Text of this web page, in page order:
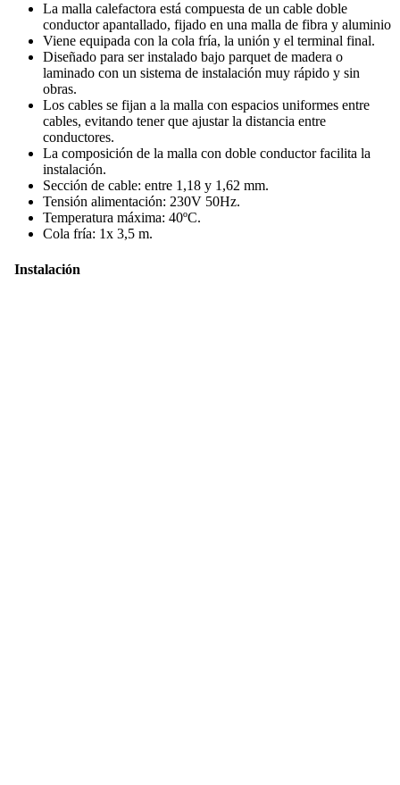
La malla calefactora está compuesta de un cable doble
conductor apantallado, fijado en una malla de fibra y aluminio
Viene equipada con la cola fría, la unión y el terminal final.
Diseñado para ser instalado bajo parquet de madera o
laminado con un sistema de instalación muy rápido y sin
obras.
Los cables se fijan a la malla con espacios uniformes entre
cables, evitando tener que ajustar la distancia entre
conductores.
La composición de la malla con doble conductor facilita la
instalación.
Sección de cable: entre 1,18 y 1,62 mm.
Tensión alimentación: 230V 50Hz.
Temperatura máxima: 40ºC.
Cola fría: 1x 3,5 m.
Instalación